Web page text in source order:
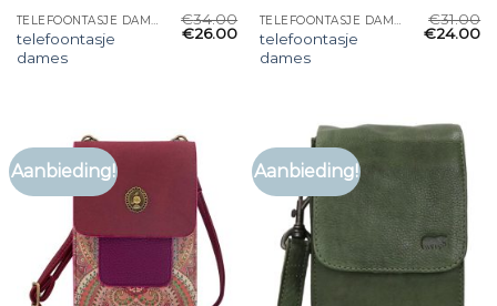
telefoontasje
dames
€34.00
€26.00
telefoontasje
dames
€31.00
€24.00
Aanbieding! Aanbieding!